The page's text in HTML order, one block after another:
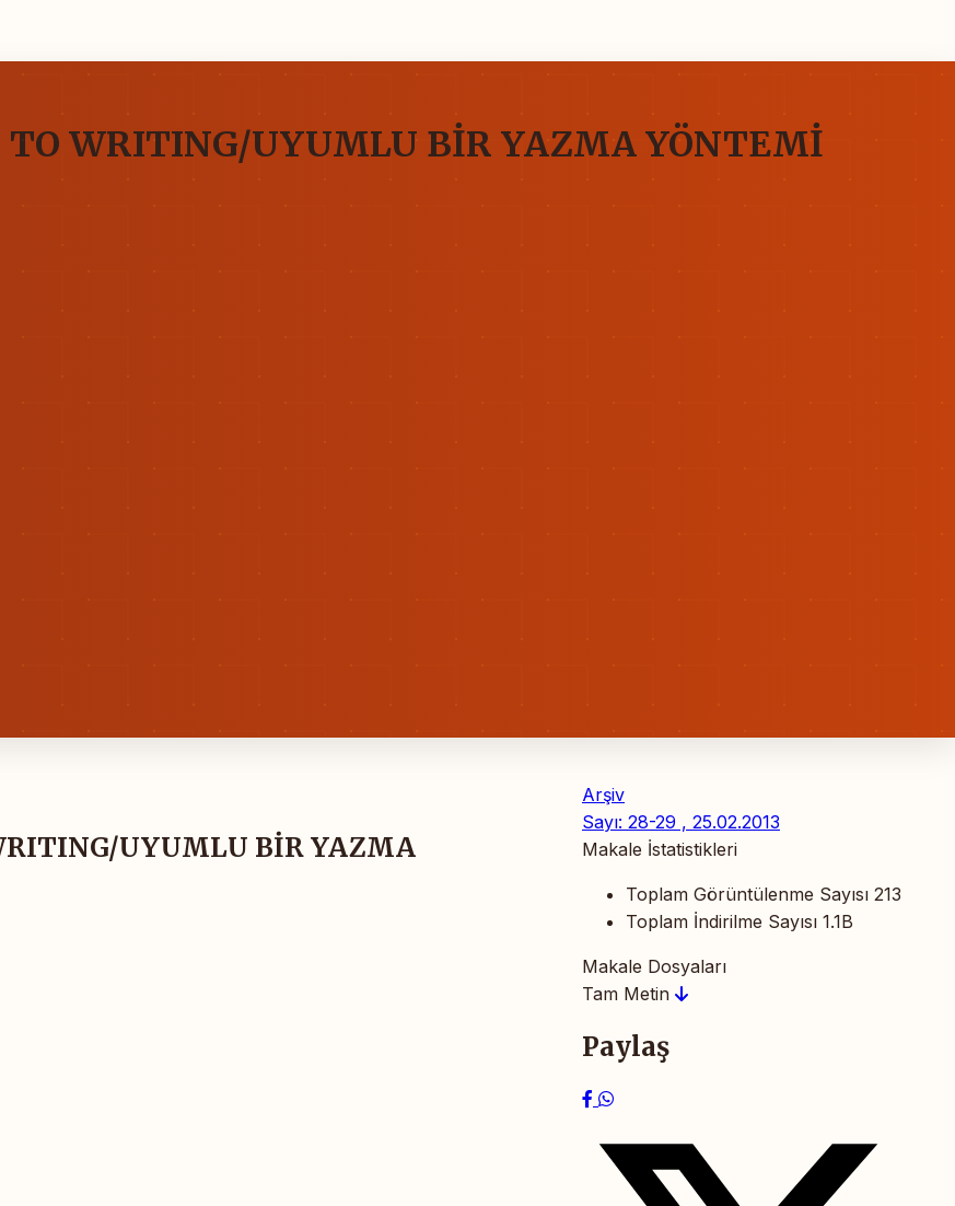
TO WRITING/UYUMLU BİR YAZMA YÖNTEMİ
UYUMLU BİR YAZMA
Arşiv
Sayı: 28-29 , 25.02.2013
Makale İstatistikleri
Toplam Görüntülenme Sayısı 213
Toplam İndirilme Sayısı 1.1B
Makale Dosyaları
Tam Metin
Paylaş